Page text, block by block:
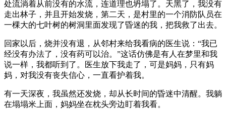
处流淌着从前没有的水流，连道理也坍塌了。天黑了，我没有
走出林子，并且开始发烧，第二天，是村里的一个消防队员在
一棵大的七叶树的树洞里面发现了昏迷的我，把我救了出去。
回家以后，烧并没有退，从邻村来给我看病的医生说：“我已
经没有办法了，没有药可以治。”这话仿佛是有人在梦里和我
说一样，我都听到了。医生放下我走了，可是妈妈，只有妈
妈，对我没有丧失信心，一直看护着我。
有一天深夜，我虽然还发烧，却从长时间的昏迷中清醒。我躺
在塌塌米上面，妈妈坐在枕头旁边盯着我看。